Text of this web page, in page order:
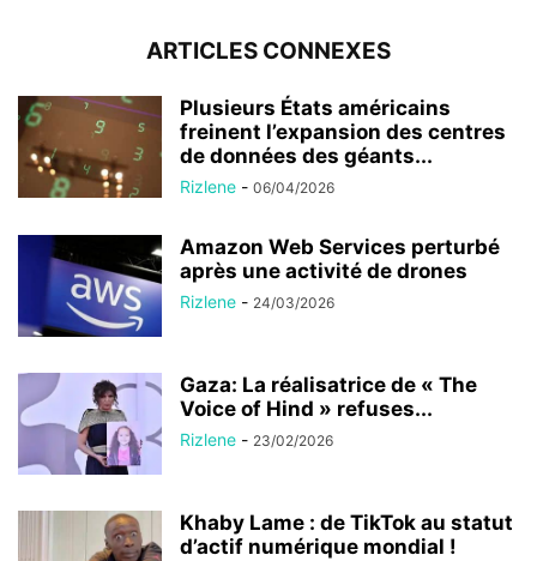
ARTICLES CONNEXES
Plusieurs États américains
freinent l’expansion des centres
de données des géants...
Rizlene - 06/04/2026
Amazon Web Services perturbé
après une activité de drones
Rizlene - 24/03/2026
Gaza: La réalisatrice de « The
Voice of Hind » refuses...
Rizlene - 23/02/2026
Khaby Lame : de TikTok au statut
d’actif numérique mondial !